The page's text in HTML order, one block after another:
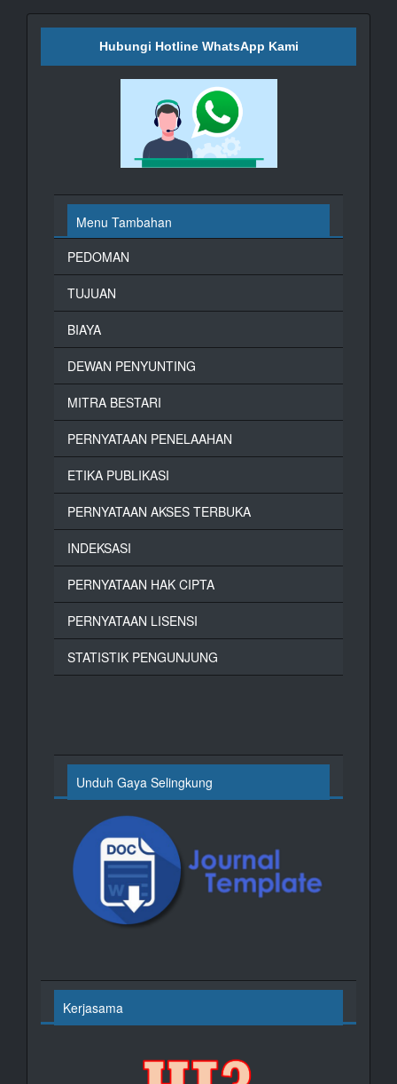
Hubungi Hotline WhatsApp Kami
Menu Tambahan
PEDOMAN
TUJUAN
BIAYA
DEWAN PENYUNTING
MITRA BESTARI
PERNYATAAN PENELAAHAN
ETIKA PUBLIKASI
PERNYATAAN AKSES TERBUKA
INDEKSASI
PERNYATAAN HAK CIPTA
PERNYATAAN LISENSI
STATISTIK PENGUNJUNG
Unduh Gaya Selingkung
Kerjasama